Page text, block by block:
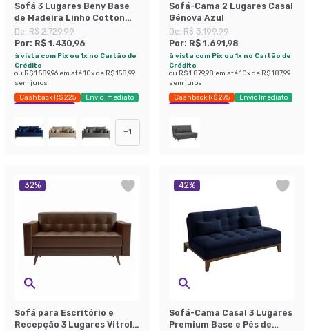
Sofá 3 Lugares Beny Base
de Madeira Linho Cotton
Cinza
De:R$ 2.729,99
Por: R$ 1.430,96
à vista com Pix ou 1x no Cartão de
Crédito
ou R$ 1.589,96 em até10x de R$ 158,99
sem juros
Cashback R$ 225
Envio Imediato
Exclusivo Mobly
+1
Sofá-Cama 2 Lugares Casal
Génova Azul
De:R$ 3.199,99
Por: R$ 1.691,98
à vista com Pix ou 1x no Cartão de
Crédito
ou R$ 1.879,98 em até10x de R$ 187,99
sem juros
Cashback R$ 275
Envio Imediato
Exclusivo Mobly
32%
Sofá para Escritório e
Recepção 3 Lugares Vitrola
42%
Sofá-Cama Casal 3 Lugares
Premium Base e Pés de